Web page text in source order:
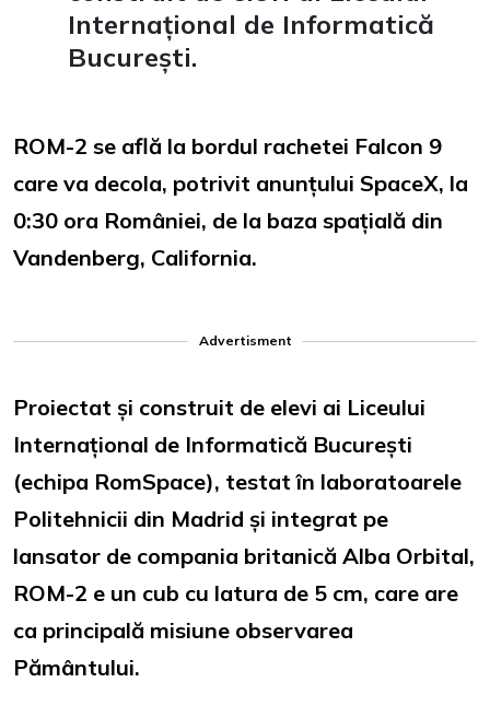
Internațional de Informatică
București.
ROM-2 se află la bordul rachetei Falcon 9
care va decola, potrivit anunțului SpaceX, la
0:30 ora României, de la baza spațială din
Vandenberg, California.
Advertisment
Proiectat și construit de elevi ai Liceului
Internațional de Informatică București
(echipa RomSpace), testat în laboratoarele
Politehnicii din Madrid și integrat pe
lansator de compania britanică Alba Orbital,
ROM-2 e un cub cu latura de 5 cm, care are
ca principală misiune observarea
Pământului.